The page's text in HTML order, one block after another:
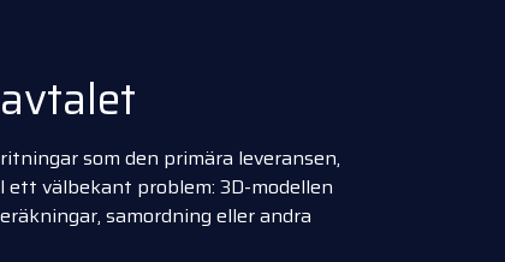
som den primära leveransen,
välbekant problem: 3D-modellen
samordning eller andra